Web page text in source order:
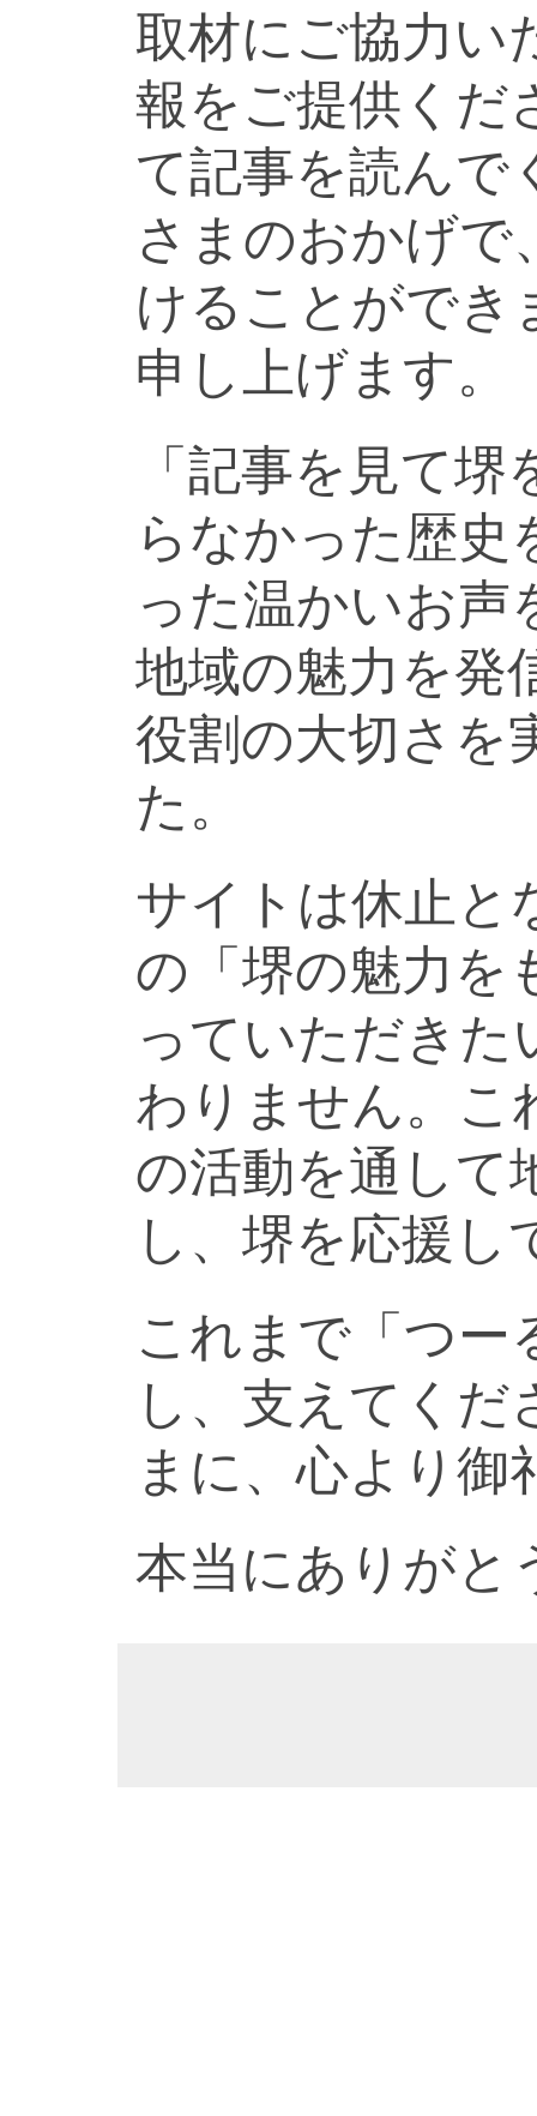
取材にご協力い
報をご提供くだ
て記事を読んで
さまのおかげで
けることができ
申し上げます。
「記事を見て
らなかった歴史
った温かいお声
地域の魅力を発
役割の大切さを
た。
サイトは休止と
の「堺の魅力を
っていただきた
わりません。こ
の活動を通して
し、堺を応援し
これまで「つー
し、支えてく
まに、心より御
本当にありがと